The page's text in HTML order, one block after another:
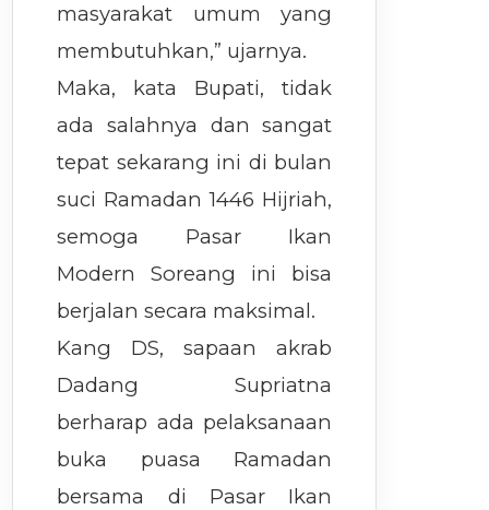
masyarakat umum yang
membutuhkan,” ujarnya.
Maka, kata Bupati, tidak
ada salahnya dan sangat
tepat sekarang ini di bulan
suci Ramadan 1446 Hijriah,
semoga Pasar Ikan
Modern Soreang ini bisa
berjalan secara maksimal.
Kang DS, sapaan akrab
Dadang Supriatna
berharap ada pelaksanaan
buka puasa Ramadan
bersama di Pasar Ikan